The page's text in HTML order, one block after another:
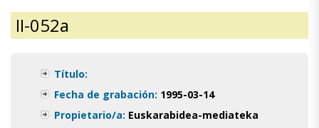
II-052a
Título:
Fecha de grabación: 1995-03-14
Propietario/a: Euskarabidea-mediateka